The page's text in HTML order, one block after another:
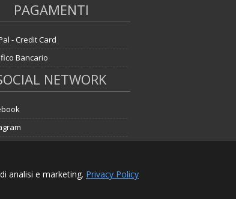
PAGAMENTI
- Credit Card
Bancario
NETWORK
analisi e marketing. Privacy Policy